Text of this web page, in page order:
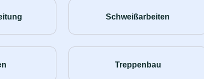
Schweißarbeiten
Treppenbau